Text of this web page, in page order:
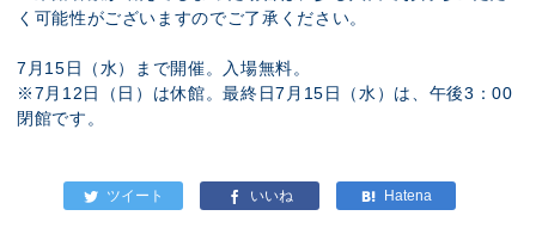
く可能性がございますのでご了承ください。
7月15日（水）まで開催。入場無料。
※7月12日（日）は休館。最終日7月15日（水）は、午後3：00
閉館です。